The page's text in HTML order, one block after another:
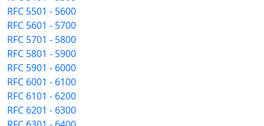
RFC 5501 - 5600
RFC 5601 - 5700
RFC 5701 - 5800
RFC 5801 - 5900
RFC 5901 - 6000
RFC 6001 - 6100
RFC 6101 - 6200
RFC 6201 - 6300